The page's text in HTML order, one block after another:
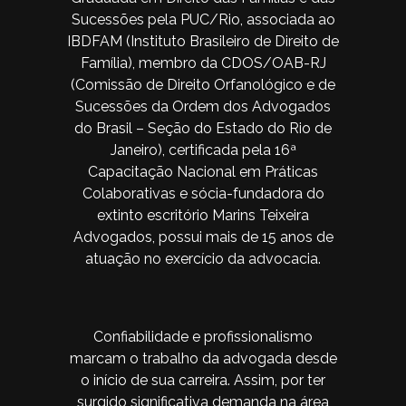
Sucessões pela PUC/Rio, associada ao
IBDFAM (Instituto Brasileiro de Direito de
Família), membro da CDOS/OAB-RJ
(Comissão de Direito Orfanológico e de
Sucessões da Ordem dos Advogados
do Brasil – Seção do Estado do Rio de
Janeiro), certificada pela 16ª
Capacitação Nacional em Práticas
Colaborativas e sócia-fundadora do
extinto escritório Marins Teixeira
Advogados, possui mais de 15 anos de
atuação no exercício da advocacia.
Confiabilidade e profissionalismo
marcam o trabalho da advogada desde
o início de sua carreira. Assim, por ter
surgido significativa demanda na área